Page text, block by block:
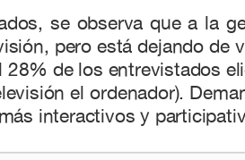
se observa que a la
pero está dejando de
28% de los entrevistados
el ordenador).
interactivos y